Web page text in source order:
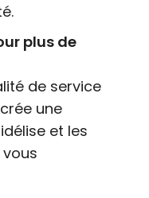
plus de
de service
une
et les